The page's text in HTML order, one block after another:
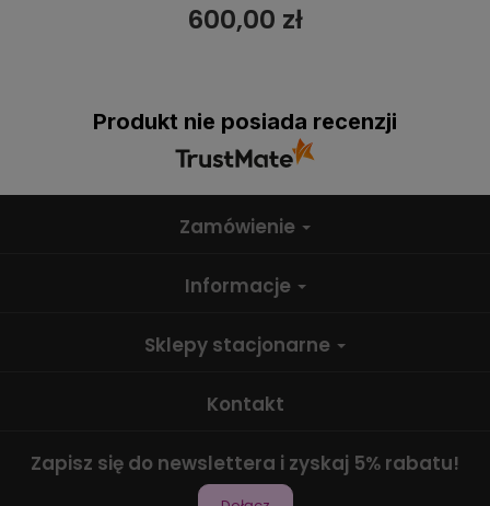
600,00 zł
Produkt nie posiada recenzji
Zamówienie
Informacje
Sklepy stacjonarne
Kontakt
Zapisz się do newslettera i zyskaj 5% rabatu!